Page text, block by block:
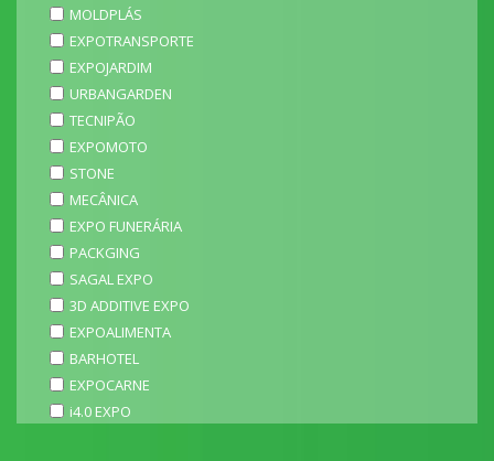
MOLDPLÁS
EXPOTRANSPORTE
EXPOJARDIM
URBANGARDEN
TECNIPÃO
EXPOMOTO
STONE
MECÂNICA
EXPO FUNERÁRIA
PACKGING
SAGAL EXPO
3D ADDITIVE EXPO
EXPOALIMENTA
BARHOTEL
EXPOCARNE
i4.0 EXPO